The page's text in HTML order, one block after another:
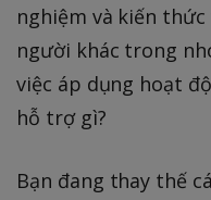
nghiệm và kiến
người khác trong
việc áp dụng hoạt
hỗ trợ gì?
Bạn đang thay thế